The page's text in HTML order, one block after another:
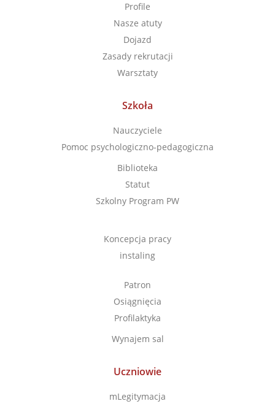
Profile
Nasze atuty
Dojazd
Zasady rekrutacji
Warsztaty
Szkoła
Nauczyciele
Pomoc psychologiczno-pedagogiczna
Biblioteka
Statut
Szkolny Program PW
Koncepcja pracy
instaling
Patron
Osiągnięcia
Profilaktyka
Wynajem sal
Uczniowie
mLegitymacja